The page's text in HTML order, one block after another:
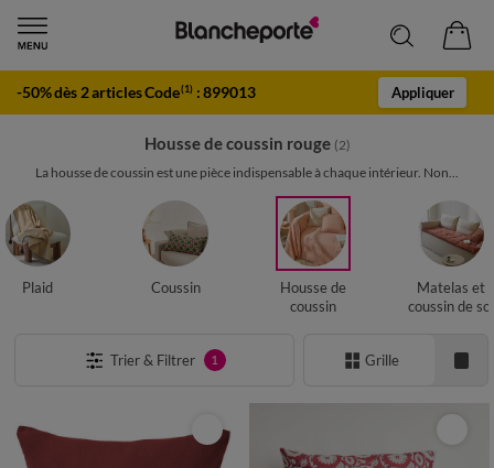
-50% dès 2 articles Code(1) :899013 Appliquer
Housse de coussin rouge (2)
La housse de coussin est une pièce indispensable à chaque intérieur. Non...
Plaid Coussin
Housse de
coussin
Matelas et
coussin de sol
Trier & Filtrer 1 Grille